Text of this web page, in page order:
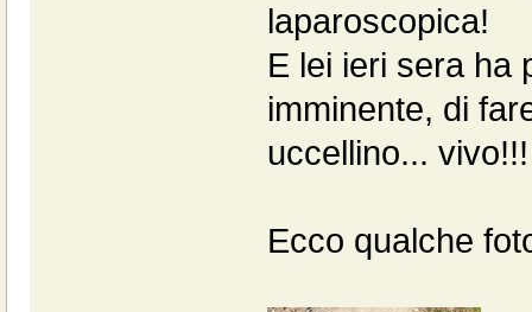
laparoscopica!
E lei ieri sera ha
imminente, di
uccellino...
Ecco qualche